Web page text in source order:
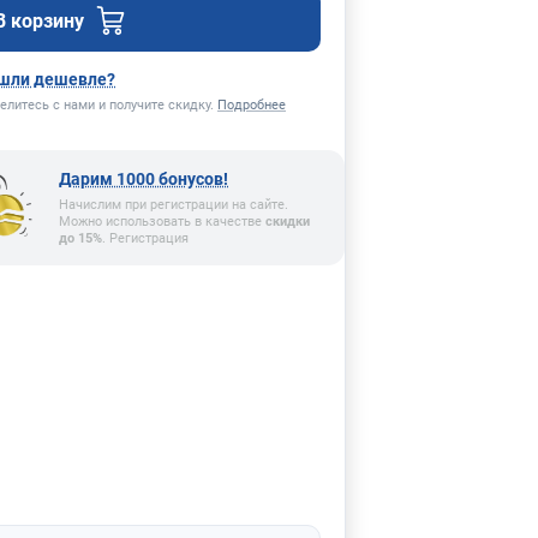
корзину
дешевле?
с нами и получите скидку. Подробнее
Дарим 1000 бонусов!
Начислим при регистрации на сайте.
Можно использовать в качестве скидки
до 15%. Регистрация